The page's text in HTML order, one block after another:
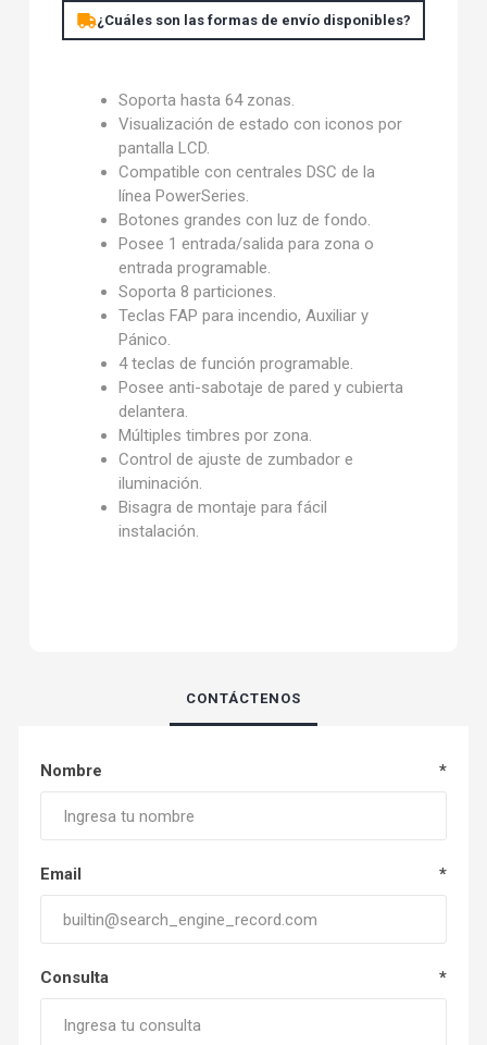
¿Cuáles son las formas de envío disponibles?
Soporta hasta 64 zonas.
Visualización de estado con iconos por
pantalla LCD.
Compatible con centrales DSC de la
línea PowerSeries.
Botones grandes con luz de fondo.
Posee 1 entrada/salida para zona o
entrada programable.
Soporta 8 particiones.
Teclas FAP para incendio, Auxiliar y
Pánico.
4 teclas de función programable.
Posee anti-sabotaje de pared y cubierta
delantera.
Múltiples timbres por zona.
Control de ajuste de zumbador e
iluminación.
Bisagra de montaje para fácil
instalación.
CONTÁCTENOS
Nombre *
Email *
Consulta *